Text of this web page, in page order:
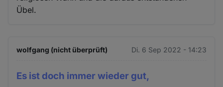
Übel.
wolfgang (nicht überprüft) Di. 6 Sep 2022 - 14:23
Es ist doch immer wieder gut,